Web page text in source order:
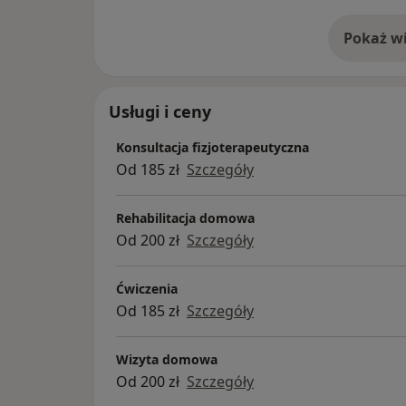
Pokażo
Usługi i ceny
Konsultacja fizjoterapeutyczna
Od 185 zł Szczegóły
Rehabilitacja domowa
Od 200 zł Szczegóły
Ćwiczenia
Od 185 zł Szczegóły
Wizyta domowa
Od 200 zł Szczegóły